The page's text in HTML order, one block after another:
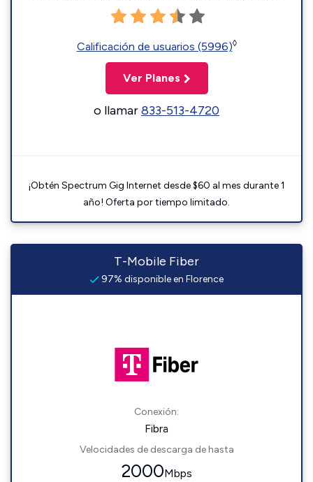
Calificación de usuarios (5996)◊
Ver Planes
o llamar833-513-4720
¡Obtén Spectrum Gig Internet desde $60 al mes durante 1
año! Oferta por tiempo limitado.
T-Mobile Fiber
97% disponible en Florence
Conexión:
Fibra
Velocidades de descarga de hasta
2000Mbps